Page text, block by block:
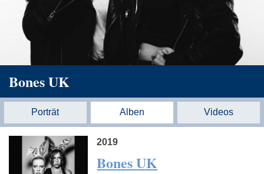
Bones UK
Porträt Alben Videos
2019
Bones UK